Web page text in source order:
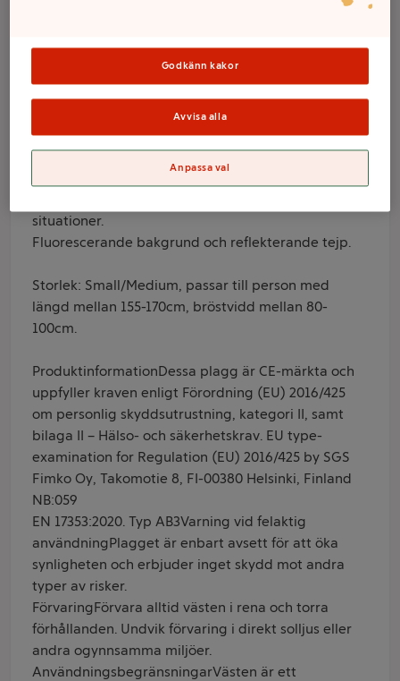
Gul S/M RFX
Varumärke
Produktinformation
situationer.
Fluorescerande bakgrund och reflekterande tejp.
Storlek: Small/Medium, passar till person med
längd mellan 155-170cm, bröstvidd mellan 80-
100cm.
ProduktinformationDessa plagg är CE-märkta och
uppfyller kraven enligt Förordning (EU) 2016/425
om personlig skyddsutrustning, kategori II, samt
bilaga II – Hälso- och säkerhetskrav. EU type-
examination for Regulation (EU) 2016/425 by SGS
Fimko Oy, Takomotie 8, FI-00380 Helsinki, Finland
NB:059
EN 17353:2020. Typ AB3Varning vid felaktig
användningPlagget är enbart avsett för att öka
synligheten och erbjuder inget skydd mot andra
typer av risker.
FörvaringFörvara alltid västen i rena och torra
förhållanden. Undvik förvaring i direkt solljus eller
andra ogynnsamma miljöer.
AnvändningsbegränsningarVästen är ett
Godkänn kakor
Avvisa alla
Anpassa val